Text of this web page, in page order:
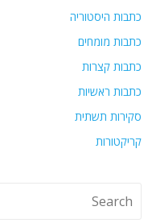
כתבות היסטוריה
כתבות מומחים
כתבות קצרות
כתבות ראשיות
סקירות תשתית
קריקטורות